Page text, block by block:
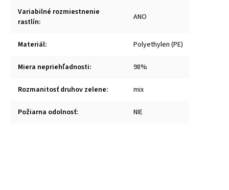
Variabilné rozmiestnenie
rastlín: ANO
Materiál: Polyethylen (PE)
Miera nepriehľadnosti: 98%
Rozmanitosť druhov zelene: mix
Požiarna odolnosť: NIE